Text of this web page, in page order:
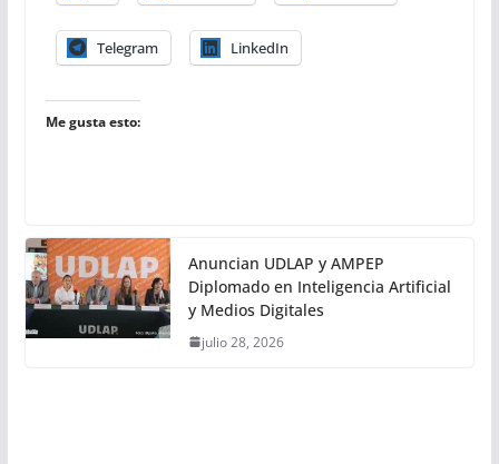
Telegram LinkedIn
Me gusta esto:
Anuncian UDLAP y AMPEP
Diplomado en Inteligencia Artificial
y Medios Digitales
julio 28, 2026